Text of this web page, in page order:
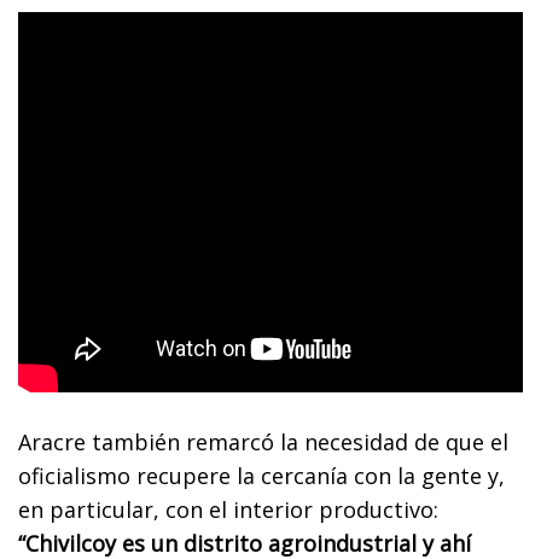
Aracre también remarcó la necesidad de que el
oficialismo recupere la cercanía con la gente y,
en particular, con el interior productivo:
“Chivilcoy es un distrito agroindustrial y ahí